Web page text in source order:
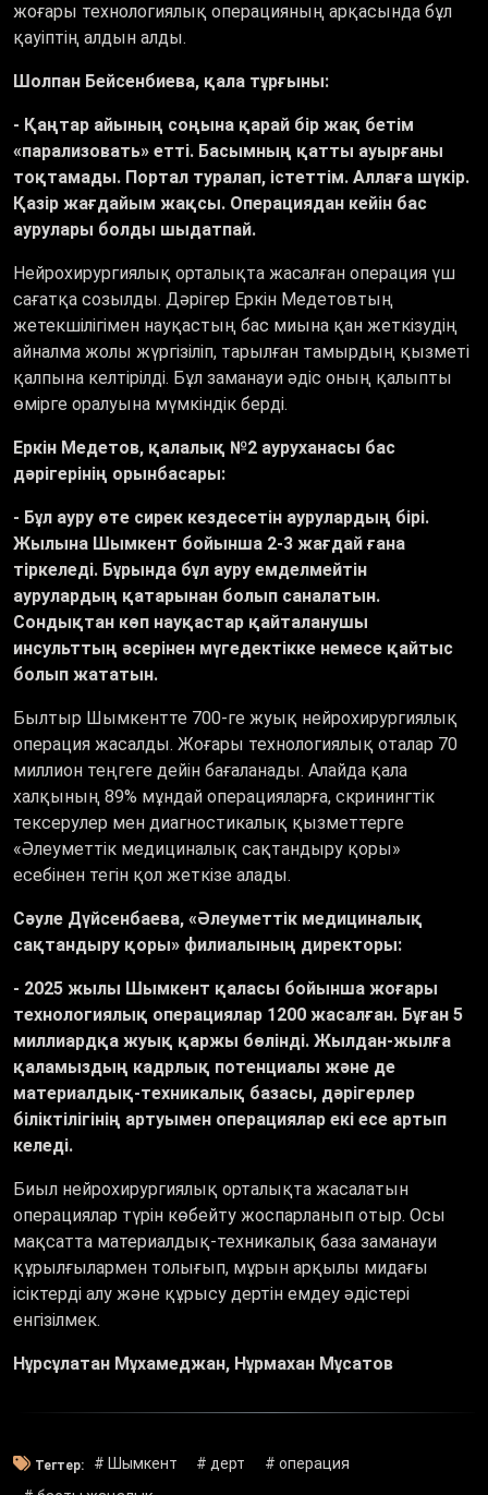
жоғары технологиялық операцияның арқасында бұл
қауіптің алдын алды.
Шолпан Бейсенбиева, қала тұрғыны:
- Қаңтар айының соңына қарай бір жақ бетім
«парализовать» етті. Басымның қатты ауырғаны
тоқтамады. Портал туралап, істеттім. Аллаға шүкір.
Қазір жағдайым жақсы. Операциядан кейін бас
аурулары болды шыдатпай.
Нейрохирургиялық орталықта жасалған операция үш
сағатқа созылды. Дәрігер Еркін Медетовтың
жетекшілігімен науқастың бас миына қан жеткізудің
айналма жолы жүргізіліп, тарылған тамырдың қызметі
қалпына келтірілді. Бұл заманауи әдіс оның қалыпты
өмірге оралуына мүмкіндік берді.
Еркін Медетов, қалалық №2 ауруханасы бас
дәрігерінің орынбасары:
- Бұл ауру өте сирек кездесетін аурулардың бірі.
Жылына Шымкент бойынша 2-3 жағдай ғана
тіркеледі. Бұрында бұл ауру емделмейтін
аурулардың қатарынан болып саналатын.
Сондықтан көп науқастар қайталанушы
инсульттың әсерінен мүгедектікке немесе қайтыс
болып жататын.
Былтыр Шымкентте 700-ге жуық нейрохирургиялық
операция жасалды. Жоғары технологиялық оталар 70
миллион теңгеге дейін бағаланады. Алайда қала
халқының 89% мұндай операцияларға, скринингтік
тексерулер мен диагностикалық қызметтерге
«Әлеуметтік медициналық сақтандыру қоры»
есебінен тегін қол жеткізе алады.
Сәуле Дүйсенбаева, «Әлеуметтік медициналық
сақтандыру қоры» филиалының директоры:
- 2025 жылы Шымкент қаласы бойынша жоғары
технологиялық операциялар 1200 жасалған. Бұған 5
миллиардқа жуық қаржы бөлінді. Жылдан-жылға
қаламыздың кадрлық потенциалы және де
материалдық-техникалық базасы, дәрігерлер
біліктілігінің артуымен операциялар екі есе артып
келеді.
Биыл нейрохирургиялық орталықта жасалатын
операциялар түрін көбейту жоспарланып отыр. Осы
мақсатта материалдық-техникалық база заманауи
құрылғылармен толығып, мұрын арқылы мидағы
ісіктерді алу және құрысу дертін емдеу әдістері
енгізілмек.
Нұрсұлатан Мұхамеджан, Нұрмахан Мұсатов
Тегтер: # Шымкент # дерт
# операция